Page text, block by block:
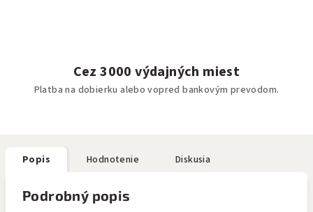
Cez 3000 výdajných miest
Platba na dobierku alebo vopred bankovým prevodom.
Popis Hodnotenie Diskusia
Podrobný popis